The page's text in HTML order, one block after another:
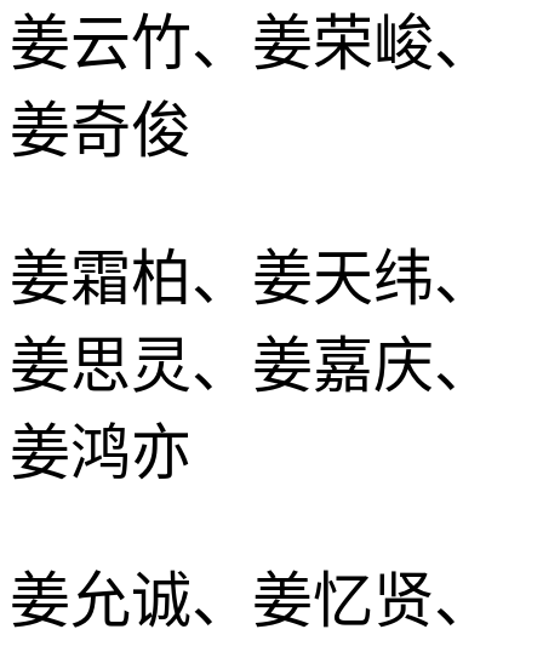
姜云竹、姜荣峻、
姜奇俊
姜霜柏、姜天纬、
姜思灵、姜嘉庆、
姜鸿亦
姜允诚、姜忆贤、